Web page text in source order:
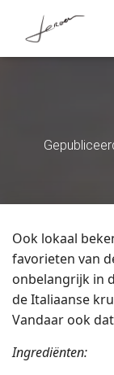
Ook lokaal
favorieten van
onbelangrijk in
de Italiaanse
Vandaar ook
Ingrediënten: